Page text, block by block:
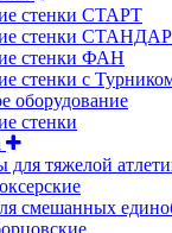
стенки СТАРТ
стенки
стенки ФАН
стенки с
оборудование
стенки
для тяжелой
смешанных